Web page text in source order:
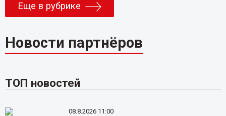
Еще в рубрике
Новости партнёров
ТОП новостей
08.8.2026 11:00